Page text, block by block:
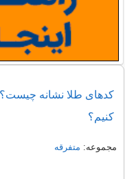
کدهای طلا نشانه
کنیم؟
مجموعه: متفرقه